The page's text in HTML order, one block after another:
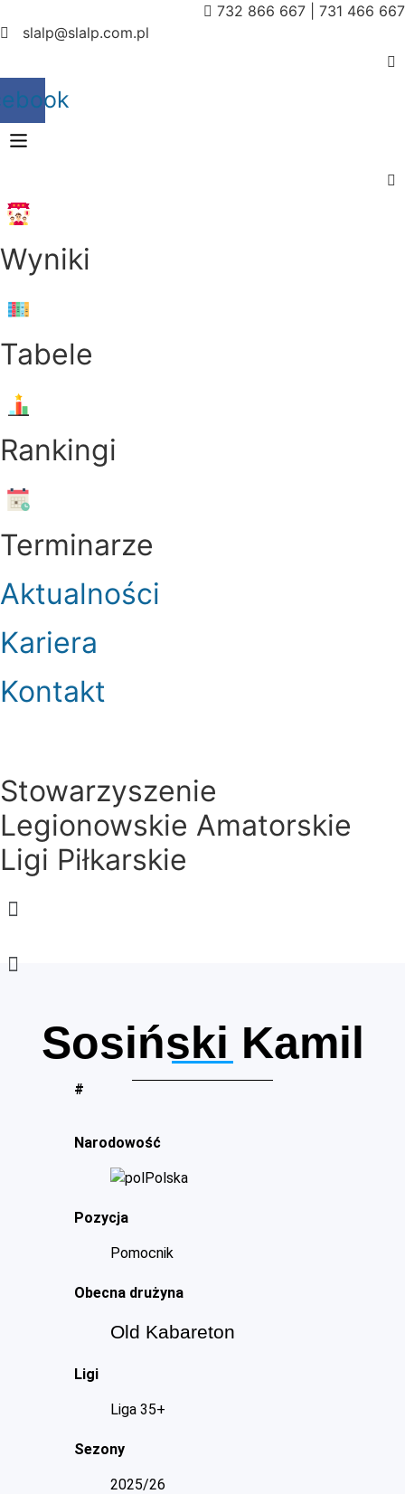
732 866 667 | 731 466 667
slalp@slalp.com.pl
Menu
Wyniki
Menu
Tabele
Menu
Rankingi
Menu
Terminarze
Aktualności
Kariera
Kontakt
Stowarzyszenie
Legionowskie Amatorskie
Ligi Piłkarskie
Menu
Menu
Sosiński Kamil
#
Narodowość
Polska
Pozycja
Pomocnik
Obecna drużyna
Old Kabareton
Ligi
Liga 35+
Sezony
2025/26